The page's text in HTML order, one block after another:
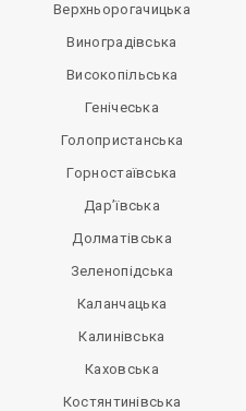
Верхньорогачицька
Виноградівська
Високопільська
Генічеська
Голопристанська
Горностаївська
Дар’ївська
Долматівська
Зеленопідська
Каланчацька
Калинівська
Каховська
Костянтинівська